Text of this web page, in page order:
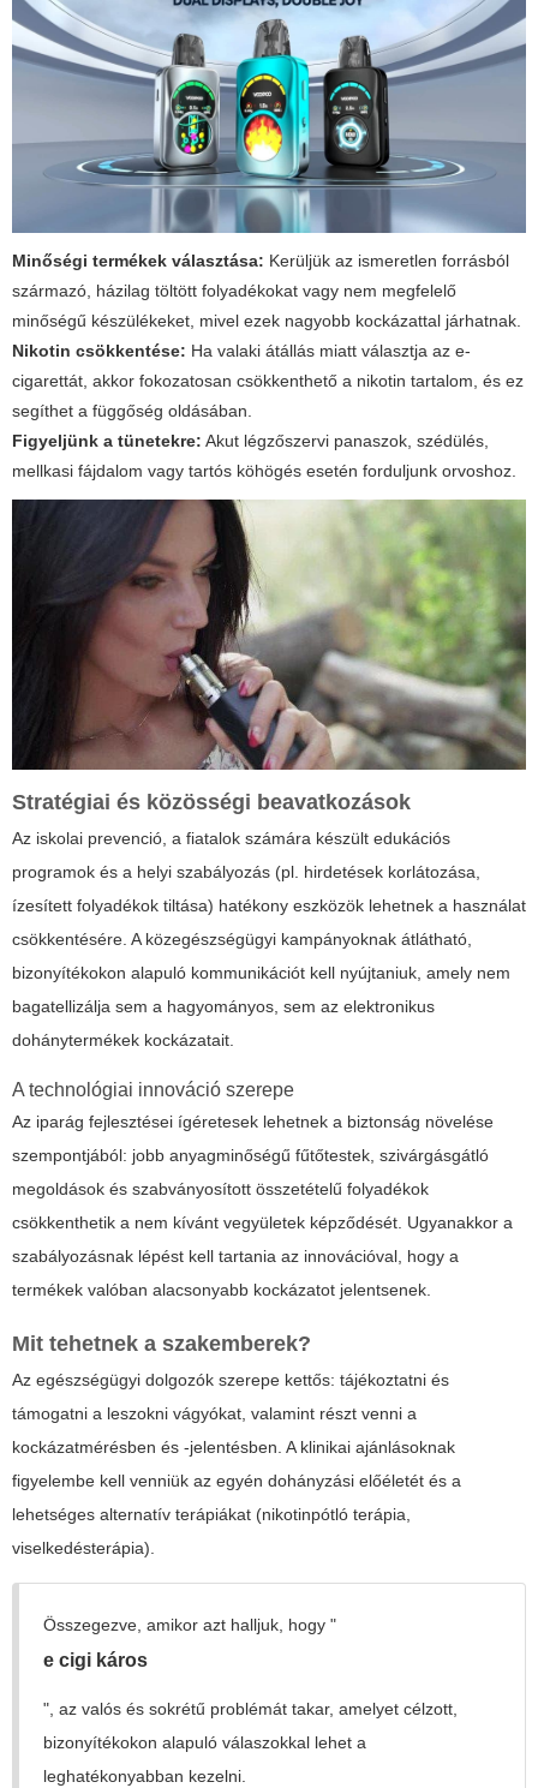
Minőségi termékek választása: Kerüljük az ismeretlen forrásból
származó, házilag töltött folyadékokat vagy nem megfelelő
minőségű készülékeket, mivel ezek nagyobb kockázattal járhatnak.
Nikotin csökkentése: Ha valaki átállás miatt választja az e-
cigarettát, akkor fokozatosan csökkenthető a nikotin tartalom, és ez
segíthet a függőség oldásában.
Figyeljünk a tünetekre: Akut légzőszervi panaszok, szédülés,
mellkasi fájdalom vagy tartós köhögés esetén forduljunk orvoshoz.
Stratégiai és közösségi beavatkozások
Az iskolai prevenció, a fiatalok számára készült edukációs
programok és a helyi szabályozás (pl. hirdetések korlátozása,
ízesített folyadékok tiltása) hatékony eszközök lehetnek a használat
csökkentésére. A közegészségügyi kampányoknak átlátható,
bizonyítékokon alapuló kommunikációt kell nyújtaniuk, amely nem
bagatellizálja sem a hagyományos, sem az elektronikus
dohánytermékek kockázatait.
A technológiai innováció szerepe
Az iparág fejlesztései ígéretesek lehetnek a biztonság növelése
szempontjából: jobb anyagminőségű fűtőtestek, szivárgásgátló
megoldások és szabványosított összetételű folyadékok
csökkenthetik a nem kívánt vegyületek képződését. Ugyanakkor a
szabályozásnak lépést kell tartania az innovációval, hogy a
termékek valóban alacsonyabb kockázatot jelentsenek.
Mit tehetnek a szakemberek?
Az egészségügyi dolgozók szerepe kettős: tájékoztatni és
támogatni a leszokni vágyókat, valamint részt venni a
kockázatmérésben és -jelentésben. A klinikai ajánlásoknak
figyelembe kell venniük az egyén dohányzási előéletét és a
lehetséges alternatív terápiákat (nikotinpótló terápia,
viselkedésterápia).
Összegezve, amikor azt halljuk, hogy "
e cigi káros
", az valós és sokrétű problémát takar, amelyet célzott,
bizonyítékokon alapuló válaszokkal lehet a
leghatékonyabban kezelni.